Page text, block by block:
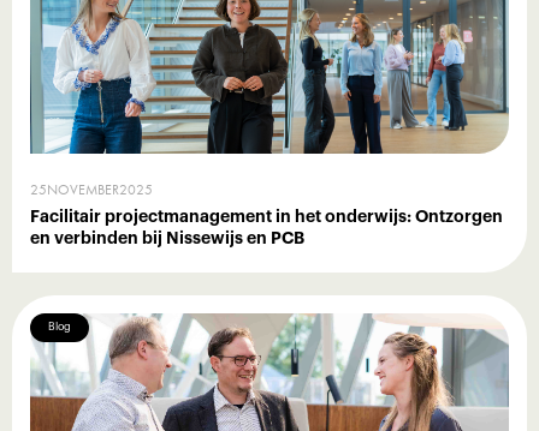
25NOVEMBER2025
Facilitair projectmanagement in het onderwijs: Ontzorgen
en verbinden bij Nissewijs en PCB
Blog